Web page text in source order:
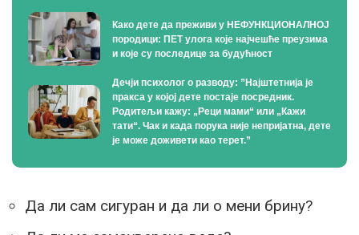
Како дете да преживи у НЕФУНКЦИОНАЛНОЈ
породици: ПЕТ улога које најчешће преузима
и које су последице за будућност
Дечји психолог о разводу: ”Најштетнија је
пракса у којој дете постаје посредник.
Родитељи кажу: „Реци мами“ или „Кажи
тати“. Чак и када порука није непријатна, дете
је може доживети као терет.”
Да ли сам сигуран и да ли о мени брину?